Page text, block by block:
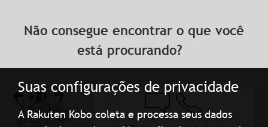
Suas configurações de privacidade
A Rakuten Kobo coleta e processa seus dados
Não consegue encontrar o que você
está procurando?